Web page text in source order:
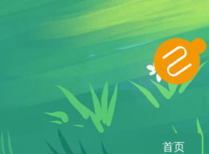
首页